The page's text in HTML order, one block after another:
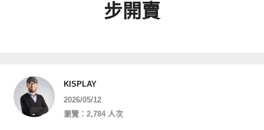
步開賣
KISPLAY
2026/05/12
瀏覽：2,784 人次